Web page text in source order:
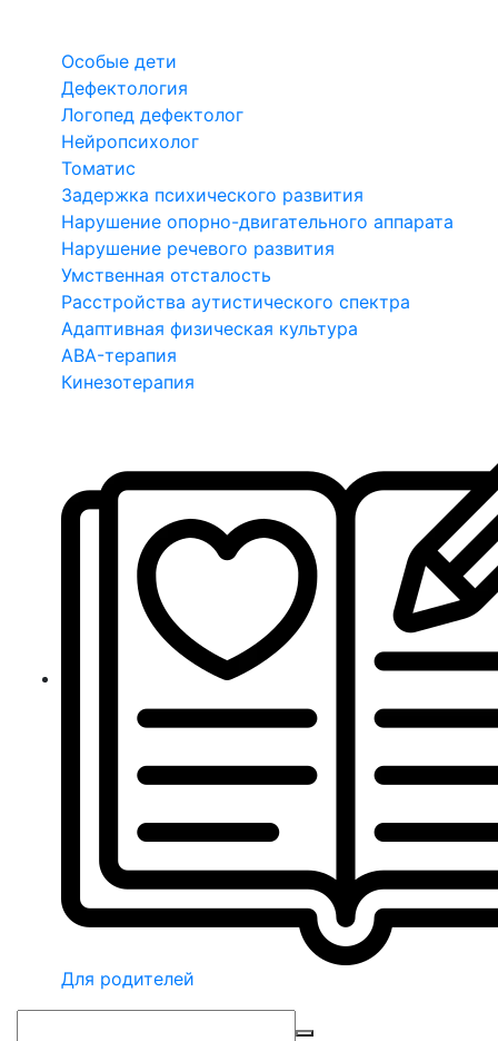
Особые дети
Дефектология
Логопед дефектолог
Нейропсихолог
Томатис
Задержка психического развития
Нарушение опорно-двигательного аппарата
Нарушение речевого развития
Умственная отсталость
Расстройства аутистического спектра
Адаптивная физическая культура
ABA-терапия
Кинезотерапия
Для родителей